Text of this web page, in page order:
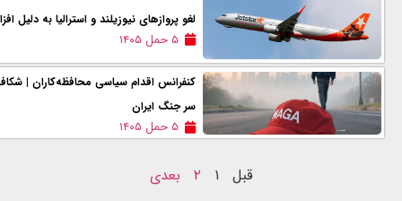
لغو پروازهای نيوزيلند و استرالیا به
۵ حمل ۱۴۰۵
کنفرانس اقدام سیاسی محافظه‌کاران |
سر جنگ ایران
۵ حمل ۱۴۰۵
قبل ۱ ۲ بعدی